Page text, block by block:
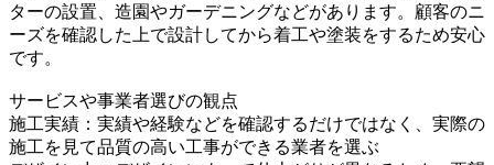
ターの設置、造園やガーデニングなどがあります。顧客のニ
ーズを確認した上で設計してから着工や塗装をするため安心
です。
サービスや事業者選びの観点
施工実績：実績や経験などを確認するだけではなく、実際の
施工を見て品質の高い工事ができる業者を選ぶ